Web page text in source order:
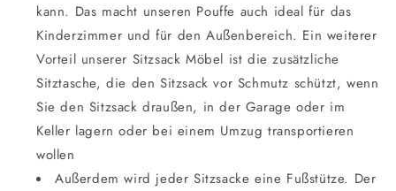
kann. Das macht unseren Pouffe auch ideal für das
Kinderzimmer und für den Außenbereich. Ein weiterer
Vorteil unserer Sitzsack Möbel ist die zusätzliche
Sitztasche, die den Sitzsack vor Schmutz schützt, wenn
Sie den Sitzsack draußen, in der Garage oder im
Keller lagern oder bei einem Umzug transportieren
wollen
Außerdem wird jeder Sitzsacke eine Fußstütze. Der